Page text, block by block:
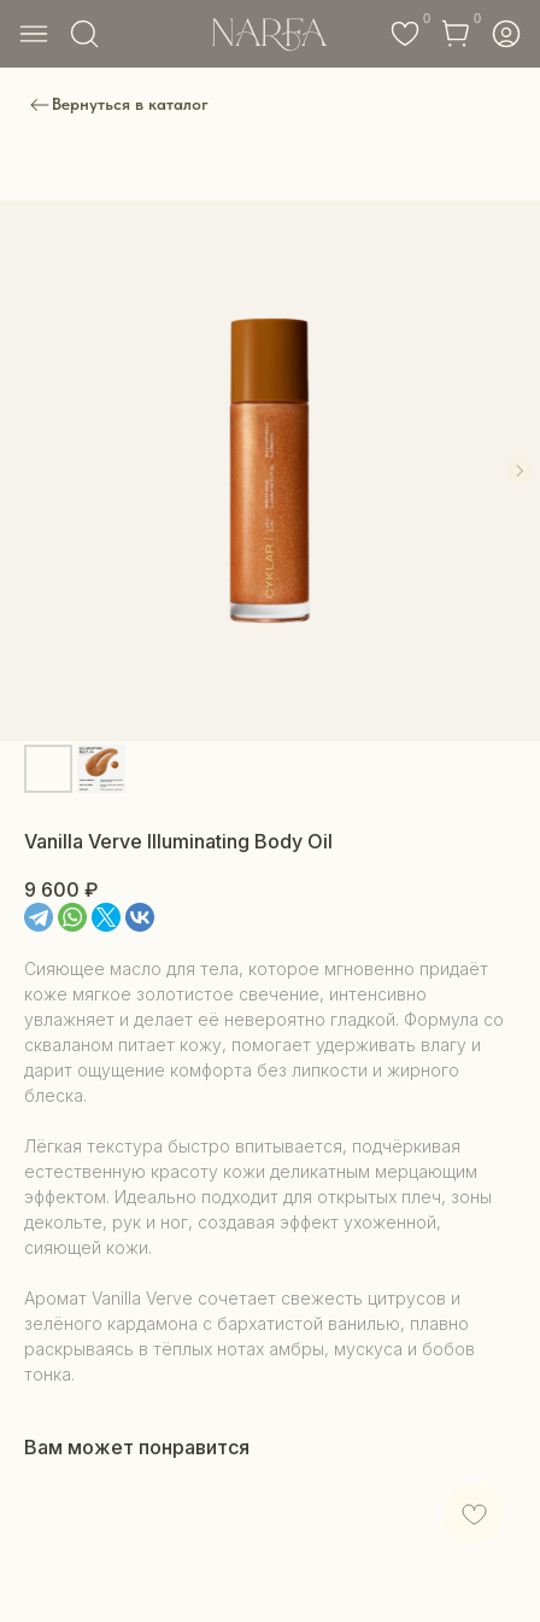
Вернуться в каталог
Vanilla Verve Illuminating Body Oil
9 600 ₽
Сияющее масло для тела, которое мгновенно придаёт
коже мягкое золотистое свечение, интенсивно
увлажняет и делает её невероятно гладкой. Формула со
скваланом питает кожу, помогает удерживать влагу и
дарит ощущение комфорта без липкости и жирного
блеска.
Лёгкая текстура быстро впитывается, подчёркивая
естественную красоту кожи деликатным мерцающим
эффектом. Идеально подходит для открытых плеч, зоны
декольте, рук и ног, создавая эффект ухоженной,
сияющей кожи.
Аромат Vanilla Verve сочетает свежесть цитрусов и
зелёного кардамона с бархатистой ванилью, плавно
раскрываясь в тёплых нотах амбры, мускуса и бобов
тонка.
Вам может понравится